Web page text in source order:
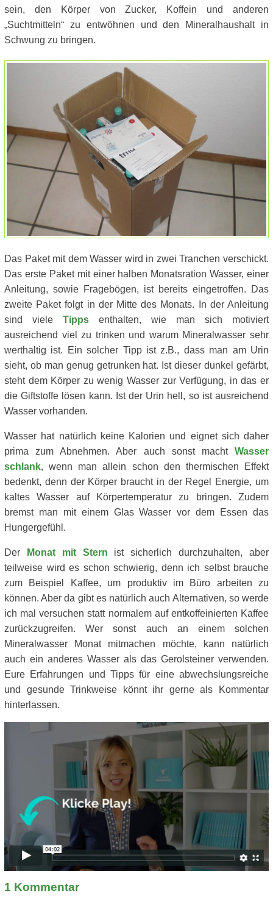
sein, den Körper von Zucker, Koffein und anderen
„Suchtmitteln“ zu entwöhnen und den Mineralhaushalt in
Schwung zu bringen.
Das Paket mit dem Wasser wird in zwei Tranchen verschickt.
Das erste Paket mit einer halben Monatsration Wasser, einer
Anleitung, sowie Fragebögen, ist bereits eingetroffen. Das
zweite Paket folgt in der Mitte des Monats. In der Anleitung
sind viele Tipps enthalten, wie man sich motiviert
ausreichend viel zu trinken und warum Mineralwasser sehr
werthaltig ist. Ein solcher Tipp ist z.B., dass man am Urin
sieht, ob man genug getrunken hat. Ist dieser dunkel gefärbt,
steht dem Körper zu wenig Wasser zur Verfügung, in das er
die Giftstoffe lösen kann. Ist der Urin hell, so ist ausreichend
Wasser vorhanden.
Wasser hat natürlich keine Kalorien und eignet sich daher
prima zum Abnehmen. Aber auch sonst macht Wasser
schlank, wenn man allein schon den thermischen Effekt
bedenkt, denn der Körper braucht in der Regel Energie, um
kaltes Wasser auf Körpertemperatur zu bringen. Zudem
bremst man mit einem Glas Wasser vor dem Essen das
Hungergefühl.
Der Monat mit Stern ist sicherlich durchzuhalten, aber
teilweise wird es schon schwierig, denn ich selbst brauche
zum Beispiel Kaffee, um produktiv im Büro arbeiten zu
können. Aber da gibt es natürlich auch Alternativen, so werde
ich mal versuchen statt normalem auf entkoffeinierten Kaffee
zurückzugreifen. Wer sonst auch an einem solchen
Mineralwasser Monat mitmachen möchte, kann natürlich
auch ein anderes Wasser als das Gerolsteiner verwenden.
Eure Erfahrungen und Tipps für eine abwechslungsreiche
und gesunde Trinkweise könnt ihr gerne als Kommentar
hinterlassen.
1 Kommentar